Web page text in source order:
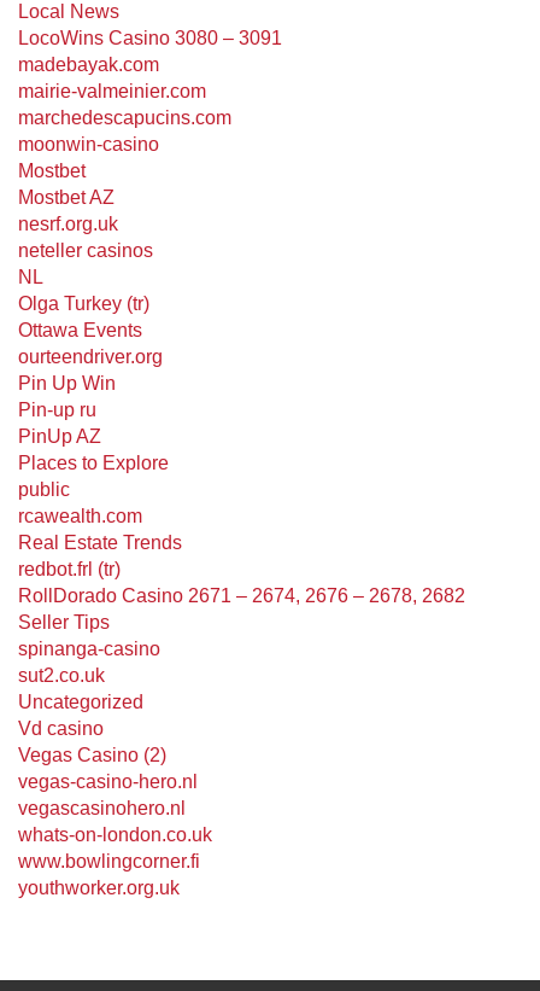
Local News
LocoWins Casino 3080 – 3091
madebayak.com
mairie-valmeinier.com
marchedescapucins.com
moonwin-casino
Mostbet
Mostbet AZ
nesrf.org.uk
neteller casinos
NL
Olga Turkey (tr)
Ottawa Events
ourteendriver.org
Pin Up Win
Pin-up ru
PinUp AZ
Places to Explore
public
rcawealth.com
Real Estate Trends
redbot.frl (tr)
RollDorado Casino 2671 – 2674, 2676 – 2678, 2682
Seller Tips
spinanga-casino
sut2.co.uk
Uncategorized
Vd casino
Vegas Casino (2)
vegas-casino-hero.nl
vegascasinohero.nl
whats-on-london.co.uk
www.bowlingcorner.fi
youthworker.org.uk